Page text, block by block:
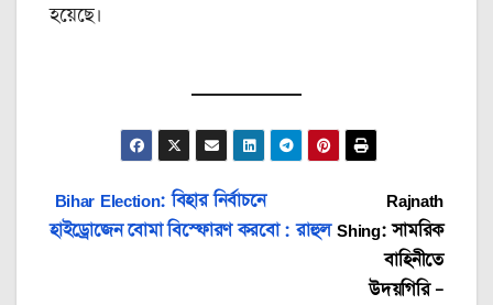
হয়েছে।
Post
navigation
Rajnath
Shing: সামরিক
বাহিনীতে
উদয়গিরি –
Bihar Election: বিহার নির্বাচনে
হাইড্রোজেন বোমা বিস্ফোরণ করবো : রাহুল